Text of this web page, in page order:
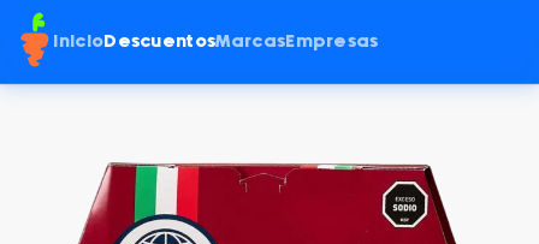
Inicio DescuentosMarcas Empresas